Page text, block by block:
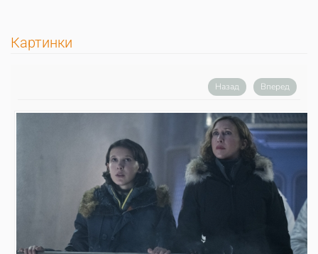
Картинки
Назад Вперед